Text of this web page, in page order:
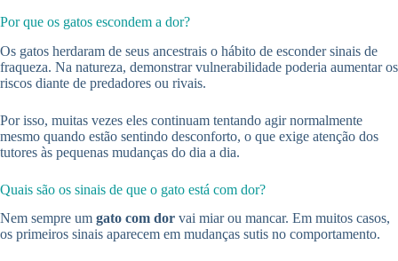
Por que os gatos escondem a dor?
Os gatos herdaram de seus ancestrais o hábito de esconder sinais de
fraqueza. Na natureza, demonstrar vulnerabilidade poderia aumentar os
riscos diante de predadores ou rivais.
Por isso, muitas vezes eles continuam tentando agir normalmente
mesmo quando estão sentindo desconforto, o que exige atenção dos
tutores às pequenas mudanças do dia a dia.
Quais são os sinais de que o gato está com dor?
Nem sempre um gato com dor vai miar ou mancar. Em muitos casos,
os primeiros sinais aparecem em mudanças sutis no comportamento.